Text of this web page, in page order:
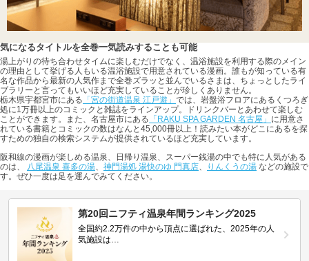
気になるタイトルを全巻一気読みすることも可能
湯上がりの待ち合わせタイムに楽しむだけでなく、温浴施設を利用する際のメイン
の理由として挙げる人もいる温浴施設で用意されている漫画。誰もが知っている有
名な作品から最新の人気作まで全巻ズラッと並んでいるさまは、ちょっとしたライ
ブラリーと言ってもいいほど充実していることが珍しくありません。
栃木県宇都宮市にある 「宮の街道温泉 江戸遊」 では、岩盤浴フロアにあるくつろぎ
処に1万冊以上のコミックと雑誌をラインアップ。ドリンクバーとあわせて楽しむ
ことができます。また、名古屋市にある 「RAKU SPA GARDEN 名古屋」 に用意さ
れている書籍とコミックの数はなんと45,000冊以上！読みたい本がどこにあるを探
すための独自の検索システムが提供されているほど充実しています。
阪和線の漫画が楽しめる温泉、日帰り温泉、スーパー銭湯の中でも特に人気がある
のは、 八尾温泉 喜多の湯、 神門湯処 湯快のゆ 門真店、 りんくうの湯 などの施設で
す。ぜひ一度は足を運んでみてください。
第20回ニフティ温泉年間ランキング2025
全国約2.2万件の中から頂点に選ばれた、2025年の人
気施設は…